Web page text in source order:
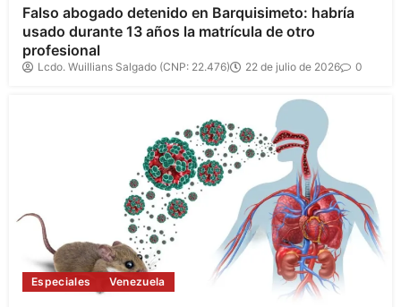
Falso abogado detenido en Barquisimeto: habría
usado durante 13 años la matrícula de otro
profesional
Lcdo. Wuillians Salgado (CNP: 22.476) 22 de julio de 2026 0
Especiales Venezuela